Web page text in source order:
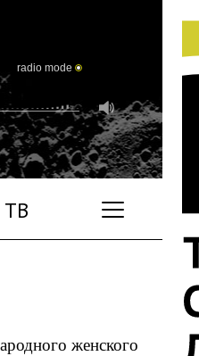
radio mode
женского